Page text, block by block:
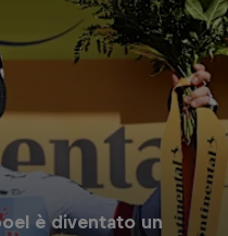
è diventato un